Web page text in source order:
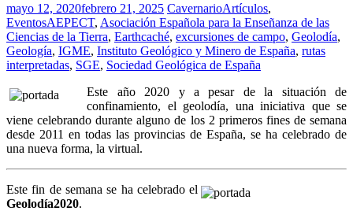
mayo 12, 2020febrero 21, 2025 CavernarioArtículos,
EventosAEPECT, Asociación Española para la Enseñanza de las
Ciencias de la Tierra, Earthcaché, excursiones de campo, Geolodía,
Geología, IGME, Instituto Geológico y Minero de España, rutas
interpretadas, SGE, Sociedad Geológica de España
Este año 2020 y a pesar de la situación de
confinamiento, el geolodía, una iniciativa que se
viene celebrando durante alguno de los 2 primeros fines de semana
desde 2011 en todas las provincias de España, se ha celebrado de
una nueva forma, la virtual.
Este fin de semana se ha celebrado el
Geolodía2020.